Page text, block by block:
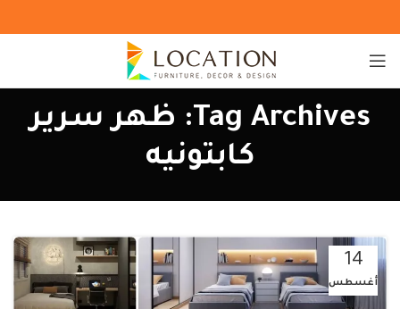
Tag Archives: ظهر سرير
كابتونيه
14
أغسطس